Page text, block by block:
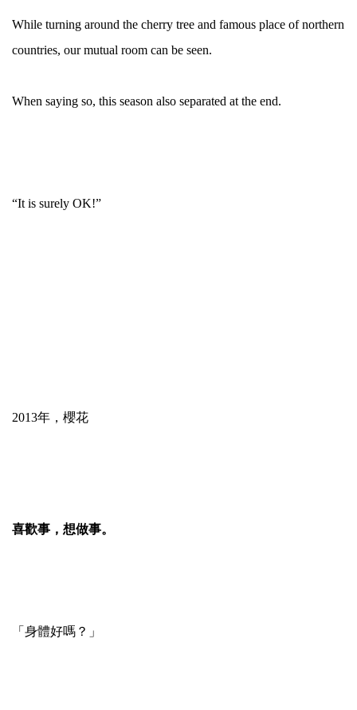
While turning around the cherry tree and famous place of northern
countries, our mutual room can be seen.
When saying so, this season also separated at the end.
“It is surely OK!”
2013年，櫻花
喜歡事，想做事。
「身體好嗎？」